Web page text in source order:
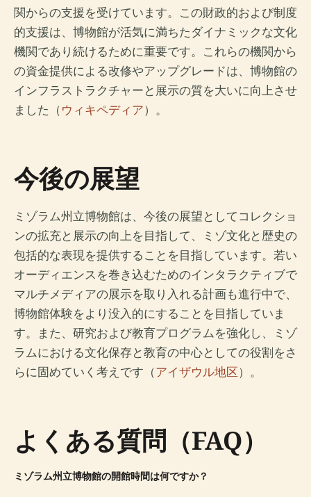
関からの支援を受けています。この財政的および制度
的支援は、博物館が活気に満ちたダイナミックな文化
機関であり続けるために重要です。これらの機関から
の資金提供による改修やアップグレードは、博物館の
インフラストラクチャーと展示の質を大いに向上させ
ました（ ウィキペディア）。
今後の展望
ミゾラム州立博物館は、今後の展望としてコレクショ
ンの拡充と展示の向上を目指して、ミゾ文化と歴史の
包括的な表現を提供することを目指しています。若い
オーディエンスを巻き込むためのインタラクティブで
マルチメディアの展示を取り入れる計画も進行中で、
博物館体験をより没入的にすることを目指していま
す。また、研究および教育プログラムを強化し、ミゾ
ラムにおける文化保存と教育の中心としての役割をさ
らに固めていく考えです（アイザウル地区）。
よくある質問（FAQ）
ミゾラム州立博物館の開館時間は何ですか？